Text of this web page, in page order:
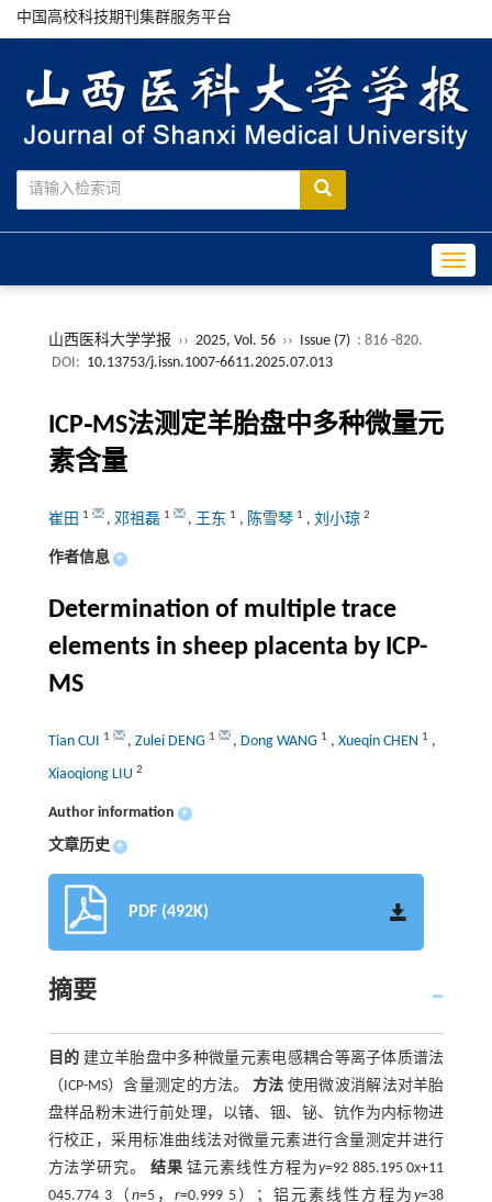
中国高校科技期刊集群服务平台
山西医科大学学报 ›› 2025, Vol. 56 ›› Issue (7) : 816 -820.
DOI: 10.13753/j.issn.1007-6611.2025.07.013
ICP⁃MS法测定羊胎盘中多种微量元
素含量
崔田 1 , 邓祖磊 1 , 王东 1 , 陈雪琴 1 , 刘小琼 2
作者信息 +
Determination of multiple trace
elements in sheep placenta by ICP-
MS
Tian CUI 1 , Zulei DENG 1 , Dong WANG 1 , Xueqin CHEN 1 ,
Xiaoqiong LIU 2
Author information +
文章历史 +
PDF (492K)
摘要
目的 建立羊胎盘中多种微量元素电感耦合等离子体质谱法
（ICP-MS）含量测定的方法。 方法 使用微波消解法对羊胎
盘样品粉末进行前处理，以锗、铟、铋、钪作为内标物进
行校正，采用标准曲线法对微量元素进行含量测定并进行
方法学研究。 结果 锰元素线性方程为y=92 885.195 0x+11
045.774 3（ n=5， r=0.999 5）；铝元素线性方程为y=38